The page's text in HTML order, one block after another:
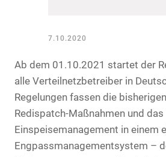
7.10.2020
Ab dem 01.10.2021 startet der
alle Verteilnetzbetreiber in
Regelungen fassen die
Redispatch-Maßnahmen und
Einspeisemanagement in einem
Engpassmanagementsystem –